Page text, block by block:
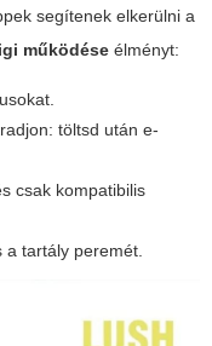
segítenek elkerülni a
működése élményt:
töltsd után e-
csak kompatibilis
a tartály peremét.